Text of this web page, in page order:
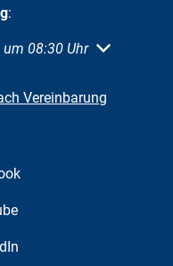
:
oder Schließzeiten
08:30 Uhr
Vereinbarung